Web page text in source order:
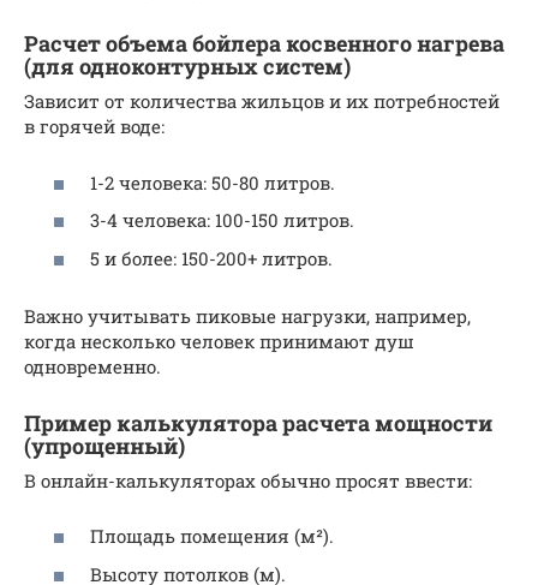
Расчет объема бойлера косвенного нагрева
(для одноконтурных систем)
Зависит от количества жильцов и их потребностей
в горячей воде:
1-2 человека: 50-80 литров.
3-4 человека: 100-150 литров.
5 и более: 150-200+ литров.
Важно учитывать пиковые нагрузки, например,
когда несколько человек принимают душ
одновременно.
Пример калькулятора расчета мощности
(упрощенный)
В онлайн-калькуляторах обычно просят ввести:
Площадь помещения (м²).
Высоту потолков (м).